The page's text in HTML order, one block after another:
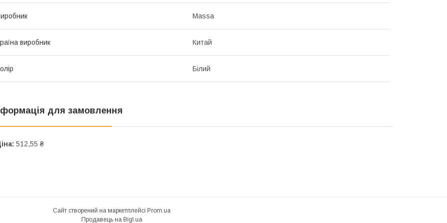
Massa
виробник Китай
Білий
для замовлення
512,55 ₴
Сайт створений на маркетплейсі Prom.ua
Продавець на Bigl.ua